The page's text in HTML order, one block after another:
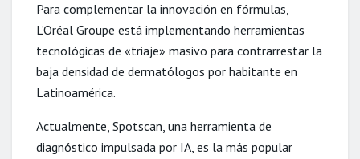
Para complementar la innovación en fórmulas,
L’Oréal Groupe está implementando herramientas
tecnológicas de «triaje» masivo para contrarrestar la
baja densidad de dermatólogos por habitante en
Latinoamérica.
Actualmente, Spotscan, una herramienta de
diagnóstico impulsada por IA, es la más popular